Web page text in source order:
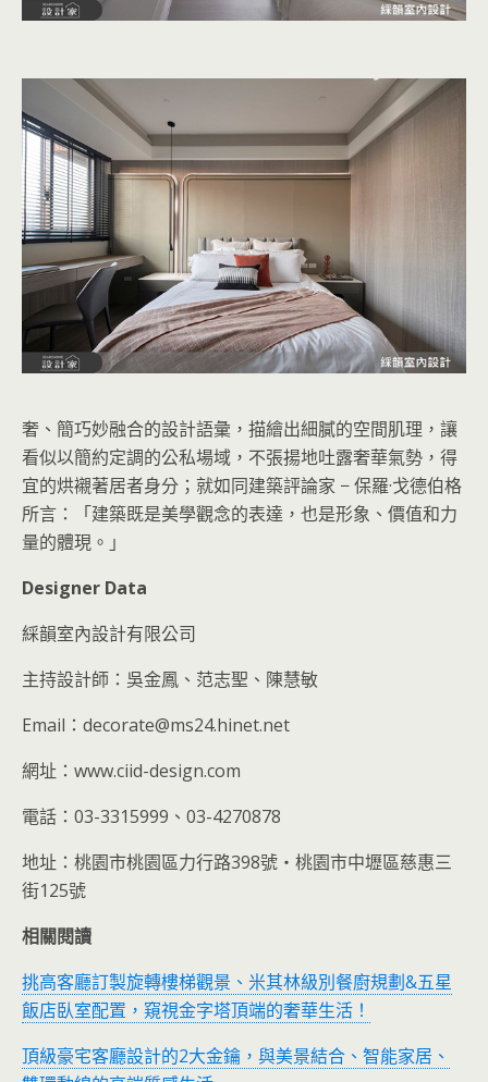
奢、簡巧妙融合的設計語彙，描繪出細膩的空間肌理，讓
看似以簡約定調的公私場域，不張揚地吐露奢華氣勢，得
宜的烘襯著居者身分；就如同建築評論家 − 保羅·戈德伯格
所言：「建築既是美學觀念的表達，也是形象、價值和力
量的體現。」
Designer Data
綵韻室內設計有限公司
主持設計師：吳金鳳、范志聖、陳慧敏
Email：decorate@ms24.hinet.net
網址：www.ciid-design.com
電話：03-3315999、03-4270878
地址：桃園市桃園區力行路398號‧桃園市中壢區慈惠三
街125號
相關閱讀
挑高客廳訂製旋轉樓梯觀景、米其林級別餐廚規劃&五星
飯店臥室配置，窺視金字塔頂端的奢華生活！
頂級豪宅客廳設計的2大金鑰，與美景結合、智能家居、